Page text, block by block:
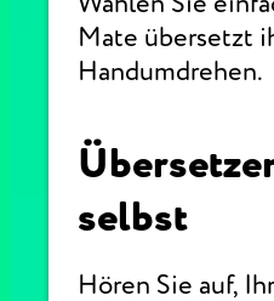
Mate übersetzt
Handumdrehen.
selbst
Hören Sie auf,